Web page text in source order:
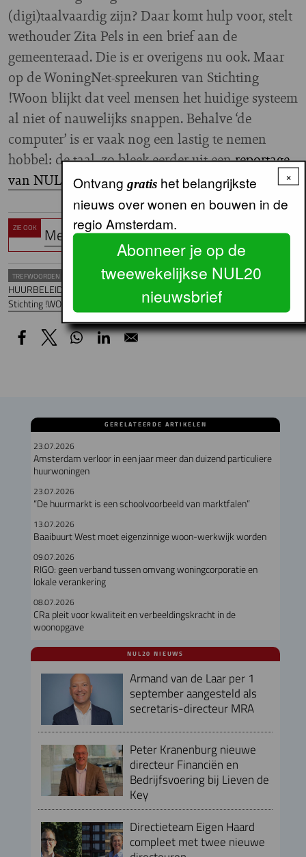
(digi)taalvaardig zijn? Daar komt hulp voor, stelt
wethouder Zita Pels in een brief aan de
gemeenteraad. Die is er overigens nu ook. Maar
op de WoningNet-spreekuren van Stichting
!Woon blijkt dat veel mensen het huidige systeem
al niet of nauwelijks snappen. Behalve ‘de
computer’ is er vaak nog een lastig te nemen
hobbel: de taal, zo bleek eerder uit eenreportage
van NUL20.
ZIE OOK Meer uitleg over het nieuwe systeem
TREFWOORDEN
HUURBELEID
Huurders/bewonerszaken en -ondersteuning
Stichting !WOON
GERELATEERDE ARTIKELEN
23.07.2026
Amsterdam verloor in een jaar meer dan duizend particuliere
huurwoningen
23.07.2026
“De huurmarkt is een schoolvoorbeeld van marktfalen”
13.07.2026
Baaibuurt West moet eigenzinnige woon-werkwijk worden
09.07.2026
RIGO: geen verband tussen omvang woningcorporatie en
lokale verankering
08.07.2026
CRa pleit voor kwaliteit en verbeeldingskracht in de
woonopgave
NUL20 NIEUWS
Armand van de Laar per 1
september aangesteld als
secretaris-directeur MRA
Peter Kranenburg nieuwe
directeur Financiën en
Bedrijfsvoering bij Lieven de
Key
Directieteam Eigen Haard
compleet met twee nieuwe
×
Ontvang gratishet belangrijkste
nieuws over wonen en bouwen in de
regio Amsterdam.
Abonneer je op de
tweewekelijkse NUL20
nieuwsbrief